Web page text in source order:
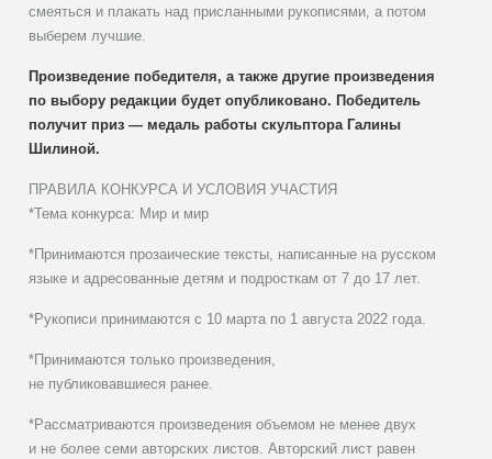
смеяться и плакать над присланными рукописями, а потом
выберем лучшие.
Произведение победителя, а также другие произведения
по выбору редакции будет опубликовано. Победитель
получит приз — медаль работы скульптора Галины
Шилиной.
ПРАВИЛА КОНКУРСА И УСЛОВИЯ УЧАСТИЯ
*Тема конкурса: Мир и мир
*Принимаются прозаические тексты, написанные на русском
языке и адресованные детям и подросткам от 7 до 17 лет.
*Рукописи принимаются с 10 марта по 1 августа 2022 года.
*Принимаются только произведения,
не публиковавшиеся ранее.
*Рассматриваются произведения объемом не менее двух
и не более семи авторских листов. Авторский лист равен